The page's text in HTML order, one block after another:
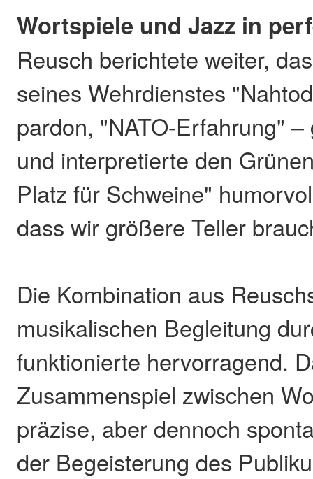
Wortspiele und Jazz in
Reusch berichtete weiter,
seines Wehrdienstes
pardon, "NATO-Erfahrung"
und interpretierte den
Platz für Schweine"
dass wir größere Teller
Die Kombination aus
musikalischen Begleitung
funktionierte hervorragend.
Zusammenspiel zwischen
präzise, aber dennoch
der Begeisterung des